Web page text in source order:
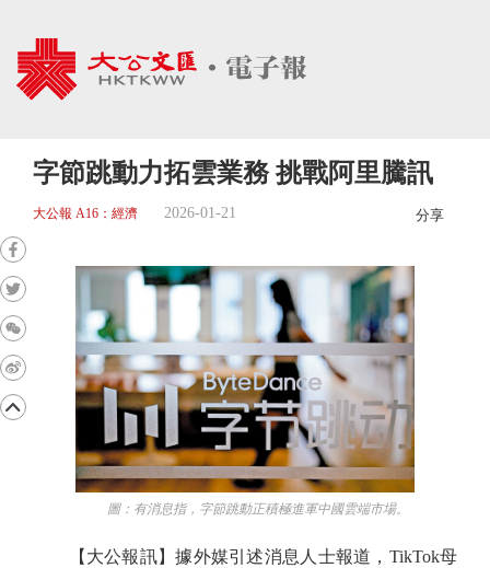
字節跳動力拓雲業務 挑戰阿里騰訊
大公報 A16：經濟 2026-01-21 分享
圖：有消息指，字節跳動正積極進軍中國雲端市場。
【大公報訊】據外媒引述消息人士報道，TikTok母